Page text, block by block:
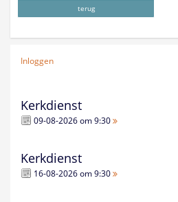
terug
Inloggen
Kerkdienst
09-08-2026 om 9:30
Kerkdienst
16-08-2026 om 9:30